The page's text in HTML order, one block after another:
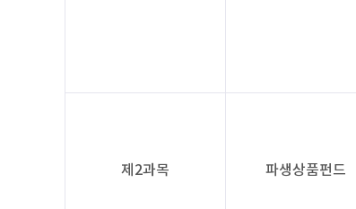
제2과목 파생상품펀드